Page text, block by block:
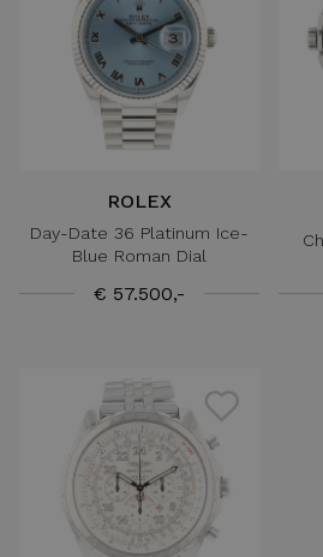
ROLEX
Day-Date 36 Platinum Ice-
Blue Roman Dial
€ 57.500,-